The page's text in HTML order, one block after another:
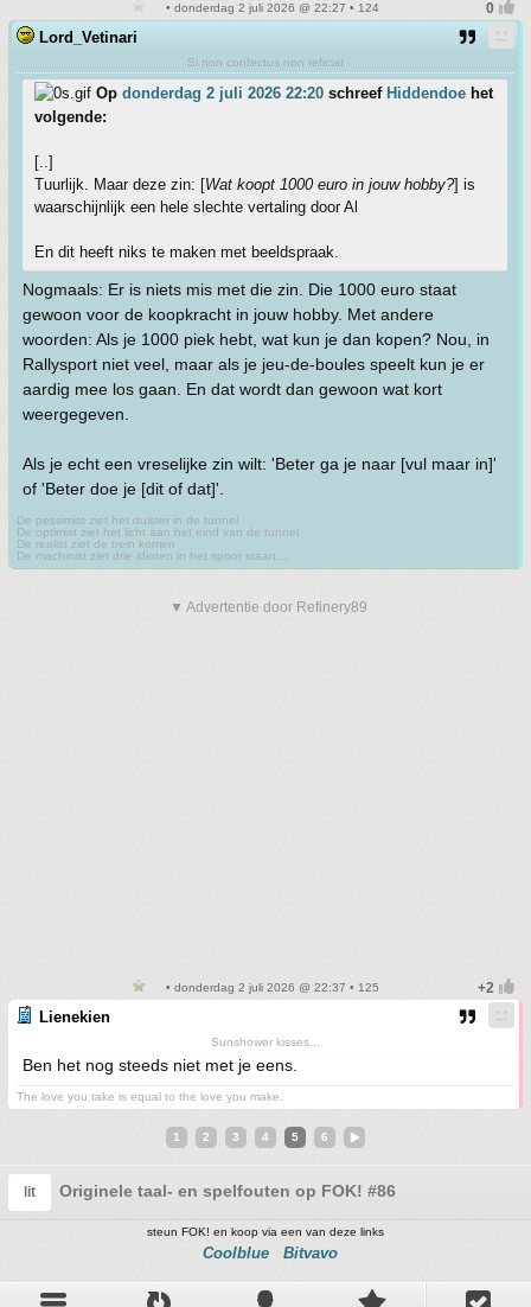
• donderdag 2 juli 2026 @ 22:27 • 124
Lord_Vetinari
Si non confectus non reficiat
Op donderdag 2 juli 2026 22:20 schreef Hiddendoe het
volgende:
[..]
Tuurlijk. Maar deze zin: [Wat koopt 1000 euro in jouw hobby?] is
waarschijnlijk een hele slechte vertaling door Al
En dit heeft niks te maken met beeldspraak.
Nogmaals: Er is niets mis met die zin. Die 1000 euro staat
gewoon voor de koopkracht in jouw hobby. Met andere
woorden: Als je 1000 piek hebt, wat kun je dan kopen? Nou, in
Rallysport niet veel, maar als je jeu-de-boules speelt kun je er
aardig mee los gaan. En dat wordt dan gewoon wat kort
weergegeven.
Als je echt een vreselijke zin wilt: 'Beter ga je naar [vul maar in]'
of 'Beter doe je [dit of dat]'.
De pessimist ziet het duister in de tunnel
De optimist ziet het licht aan het eind van de tunnel
De realist ziet de trein komen
De machinist ziet drie idioten in het spoor staan....
▼ Advertentie door Refinery89
• donderdag 2 juli 2026 @ 22:37 • 125
Lienekien
Sunshower kisses...
Ben het nog steeds niet met je eens.
The love you take is equal to the love you make.
1 2 3 4 5 6
lit Originele taal- en spelfouten op FOK! #86
steun FOK! en koop via een van deze links
Coolblue Bitvavo